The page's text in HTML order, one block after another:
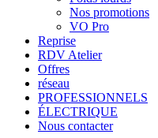
Nos promotions
VO Pro
Reprise
RDV Atelier
Offres
réseau
PROFESSIONNELS
ÉLECTRIQUE
Nous contacter